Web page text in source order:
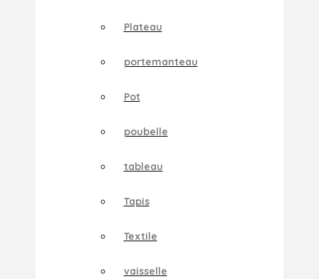
Plateau
portemanteau
Pot
poubelle
tableau
Tapis
Textile
vaisselle